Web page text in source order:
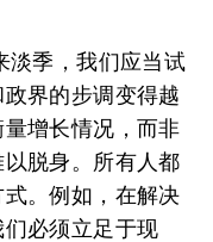
淡季，我们应当试
界的步调变得越
增长情况，而非
脱身。所有人都
。例如，在解决
必须立足于现